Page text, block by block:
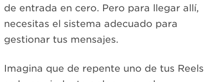
de entrada en cero. Pero para llegar allí,
necesitas el sistema adecuado para
gestionar tus mensajes.
Imagina que de repente uno de tus Reels